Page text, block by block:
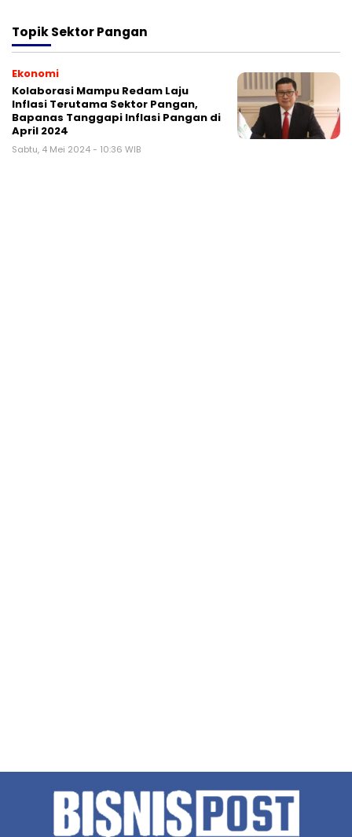
TopikSektor Pangan
Ekonomi
Kolaborasi Mampu Redam Laju
Inflasi Terutama Sektor Pangan,
Bapanas Tanggapi Inflasi Pangan di
April 2024
Sabtu, 4 Mei 2024 - 10:36 WIB